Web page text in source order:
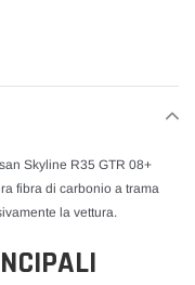
Skyline R35 GTR 08+
fibra di carbonio a trama
la vettura.